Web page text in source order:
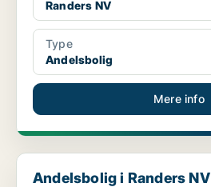
Randers NV
Type
Andelsbolig
Mere info
Andelsbolig i Randers NV
Andelsbolig i Randers NV